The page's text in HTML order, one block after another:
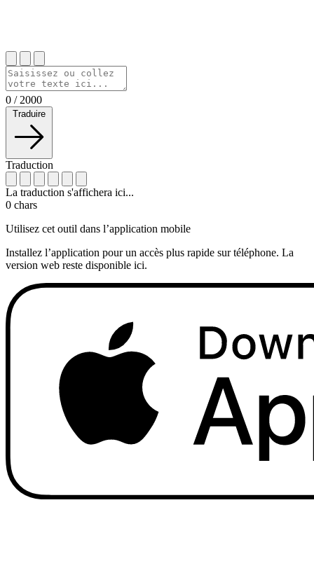
0 / 2000
Traduire
Traduction
La traduction s'affichera ici...
0 chars
Utilisez cet outil dans l’application mobile
Installez l’application pour un accès plus rapide sur téléphone. La
version web reste disponible ici.